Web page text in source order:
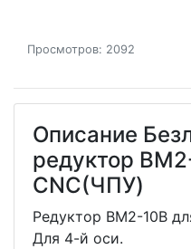
Просмотров: 2092
Описание
редуктор
CNC(ЧПУ)
Редуктор BM2-10B
Для 4-й оси.